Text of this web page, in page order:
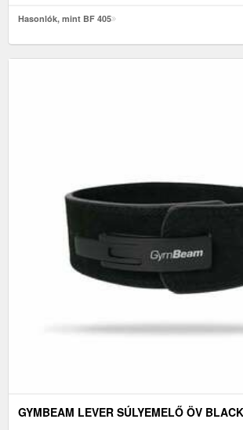
Hasonlók, mint BF 405
GYMBEAM LEVER SÚLYEMELŐ ÖV